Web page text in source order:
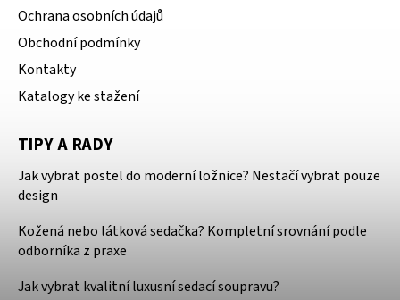
Ochrana osobních údajů
Obchodní podmínky
Kontakty
Katalogy ke stažení
TIPY A RADY
Jak vybrat postel do moderní ložnice? Nestačí vybrat pouze
design
Kožená nebo látková sedačka? Kompletní srovnání podle
odborníka z praxe
Jak vybrat kvalitní luxusní sedací soupravu?